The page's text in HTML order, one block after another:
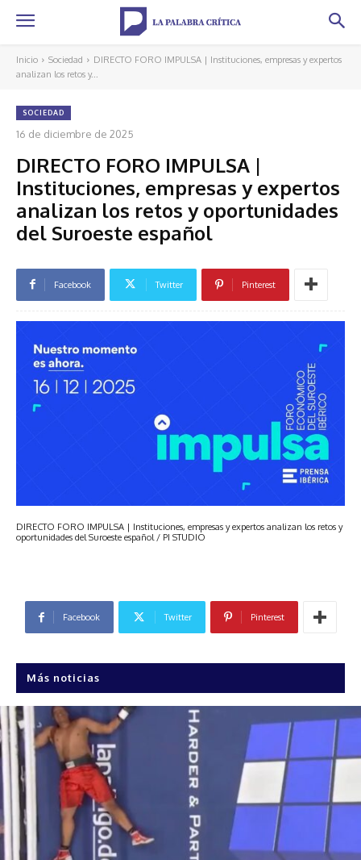
Inicio Sociedad
DIRECTO FORO IMPULSA | Instituciones, empresas y expertos
analizan los retos y...
SOCIEDAD
16 de diciembre de 2025
DIRECTO FORO IMPULSA |
Instituciones, empresas y expertos
analizan los retos y oportunidades
del Suroeste español
Facebook Twitter Pinterest
DIRECTO FORO IMPULSA | Instituciones, empresas y expertos analizan los retos y
oportunidades del Suroeste español/ PI STUDIO
Facebook Twitter Pinterest
Más noticias